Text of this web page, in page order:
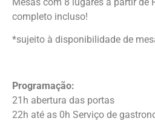
completo incluso!
*sujeito à disponibilidade de
Programação:
21h abertura das portas
22h até as 0h Serviço de